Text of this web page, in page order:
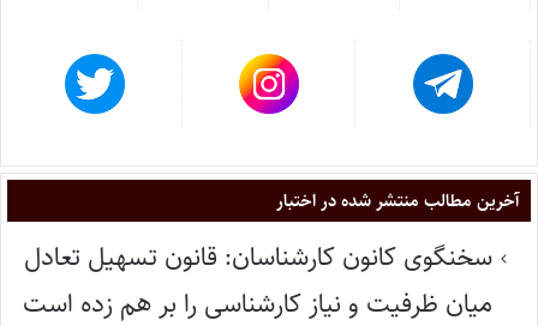
آخرین مطالب منتشر شده در اختبار
سخنگوی کانون کارشناسان: قانون تسهیل تعادل
میان ظرفیت و نیاز کارشناسی را بر هم زده است